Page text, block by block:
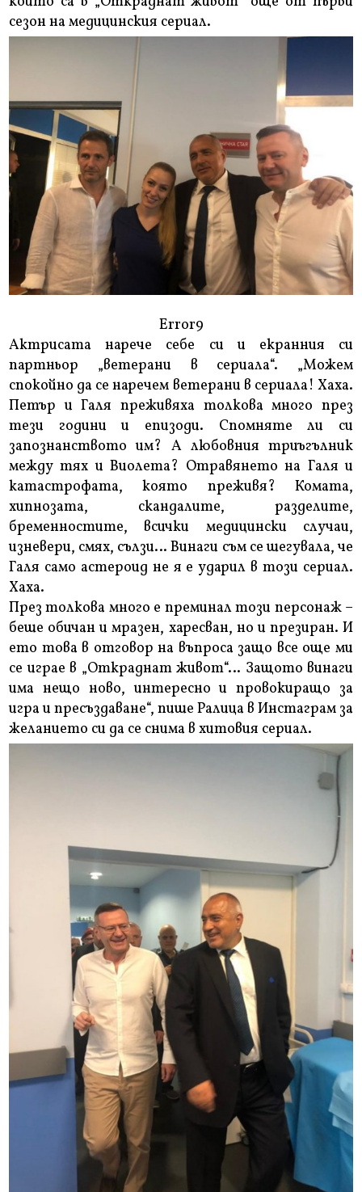
сезон на медицинския сериал.
Error9
Актрисата нарече себе си и екранния си
партньор „ветерани в сериала“. „Можем
спокойно да се наречем ветерани в сериала! Хаха.
Петър и Галя преживяха толкова много през
тези години и епизоди. Спомняте ли си
запознанството им? А любовния триъгълник
между тях и Виолета? Отравянето на Галя и
катастрофата, която преживя? Комата,
хипнозата, скандалите, разделите,
бременностите, всички медицински случаи,
изневери, смях, сълзи… Винаги съм се шегувала, че
Галя само астероид не я е ударил в този сериал.
Хаха.
През толкова много е преминал този персонаж –
беше обичан и мразен, харесван, но и презиран. И
ето това в отговор на въпроса защо все още ми
се играе в „Откраднат живот“… Защото винаги
има нещо ново, интересно и провокиращо за
игра и пресъздаване“, пише Ралица в Инстаграм за
желанието си да се снима в хитовия сериал.